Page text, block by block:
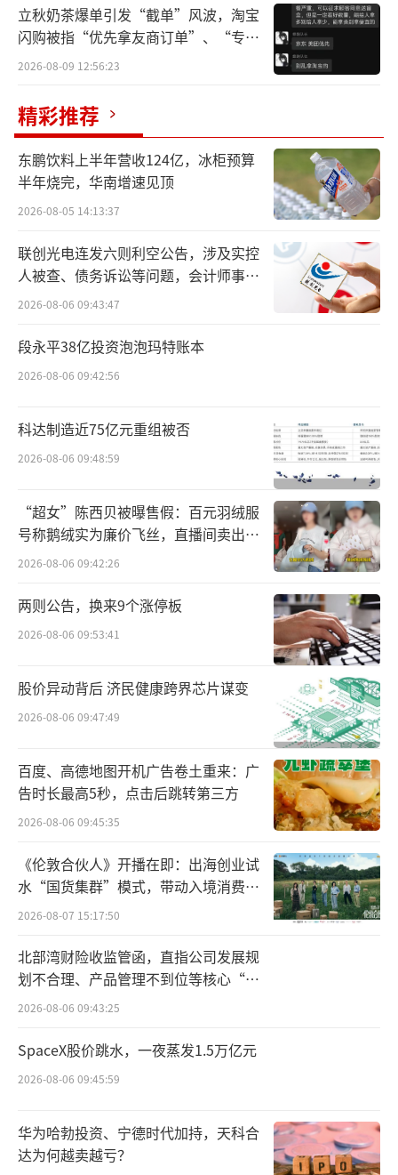
（来源：市值风云APP）
利润翻倍，靠的不是运气
2026年第一季度，鼎胜新材交出了一份亮
眼的成绩单。
归母净利润1.94亿元，同比增幅高达127.2
8%，扣非净利润的同比增幅更是高达156.7
6%。
（来源：鼎胜新材2026年一季报）
再来看2025年全年，表现同样不俗：实现
营收263.03亿元，同比增长9.5%；归母净利润
5.13亿元，同比增长70.34%。
尤其值得一提的是第四季度，单季归母净
利润2.06亿元，环比增长73.4%，同比增幅高
达169.3%。四季度的业绩爆发，已经为2026年
一个明显的现象是：利润增速远超营收增
速，原因只有一个——毛利率在上涨。
从9.71%提升到11.11%，一个多百分点的
涨幅背后，是电池铝箔加工费在2025年底至20
26年初完成了一轮实质性的上涨。
铝箔市占率连续五年居国内第一
立秋奶茶爆单引发“截单”风波，淘宝
闪购被指“优先拿友商订单”、“专挑
贵的拿”
2026-08-09 12:56:23
精彩推荐
东鹏饮料上半年营收124亿，冰柜预算
半年烧完，华南增速见顶
2026-08-05 14:13:37
联创光电连发六则利空公告，涉及实控
人被查、债务诉讼等问题，会计师事务
所曾出具“保留意见”
2026-08-06 09:43:47
段永平38亿投资泡泡玛特账本
2026-08-06 09:42:56
科达制造近75亿元重组被否
2026-08-06 09:48:59
“超女”陈西贝被曝售假：百元羽绒服
号称鹅绒实为廉价飞丝，直播间卖出超
百万元
2026-08-06 09:42:26
两则公告，换来9个涨停板
2026-08-06 09:53:41
股价异动背后 济民健康跨界芯片谋变
2026-08-06 09:47:49
百度、高德地图开机广告卷土重来：广
告时长最高5秒，点击后跳转第三方
2026-08-06 09:45:35
《伦敦合伙人》开播在即：出海创业试
水“国货集群”模式，带动入境消费反
向种草
2026-08-07 15:17:50
北部湾财险收监管函，直指公司发展规
划不合理、产品管理不到位等核心“痛
点”
2026-08-06 09:43:25
SpaceX股价跳水，一夜蒸发1.5万亿元
2026-08-06 09:45:59
华为哈勃投资、宁德时代加持，天科合
达为何越卖越亏？